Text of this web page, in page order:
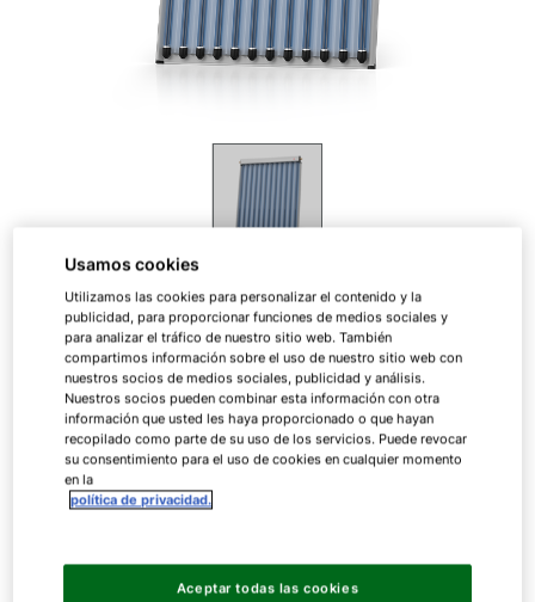
Mínima pérdida de calor, máxima eficiencia
CRK-12
Colector de tubos al vacío
Usamos cookies
Utilizamos las cookies para personalizar el contenido y la
publicidad, para proporcionar funciones de medios sociales y
para analizar el tráfico de nuestro sitio web. También
compartimos información sobre el uso de nuestro sitio web con
nuestros socios de medios sociales, publicidad y análisis.
Nuestros socios pueden combinar esta información con otra
información que usted les haya proporcionado o que hayan
recopilado como parte de su uso de los servicios. Puede revocar
su consentimiento para el uso de cookies en cualquier momento
en la
política de privacidad.
Aceptar todas las cookies